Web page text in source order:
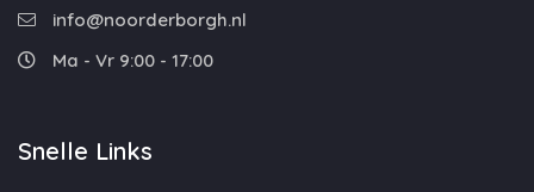
info@noorderborgh.nl
Ma - Vr 9:00 - 17:00
Snelle Links